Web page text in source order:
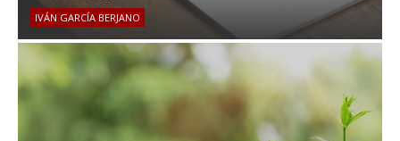
IVÁN GARCÍA BERJANO